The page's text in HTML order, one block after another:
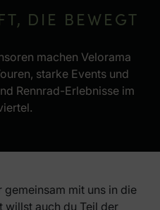
DIE BEWEGT
machen Velorama
starke Events und
Rennrad-Erlebnisse im
gemeinsam mit uns in die
willst auch du Teil der